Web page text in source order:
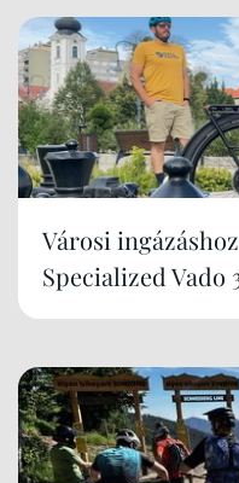
Városi
Specialized Vado